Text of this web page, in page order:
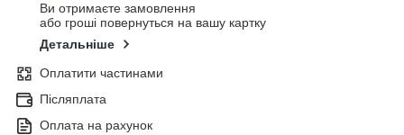
Ви отримаєте замовлення
або гроші повернуться на вашу картку
Детальніше
Оплатити частинами
Післяплата
Оплата на рахунок